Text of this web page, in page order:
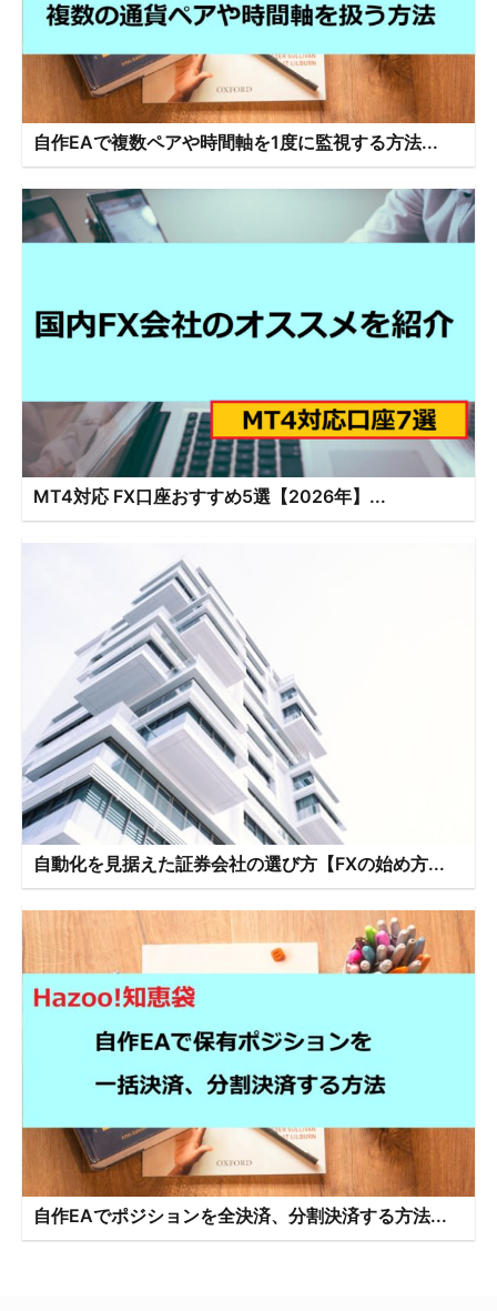
自作EAで複数ペアや時間軸を1度に監視する方法...
MT4対応 FX口座おすすめ5選【2026年】...
自動化を見据えた証券会社の選び方【FXの始め方...
自作EAでポジションを全決済、分割決済する方法...